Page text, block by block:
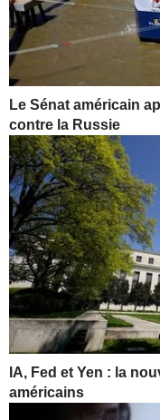
Le Sénat américain
contre la Russie
IA, Fed et Yen : la
américains